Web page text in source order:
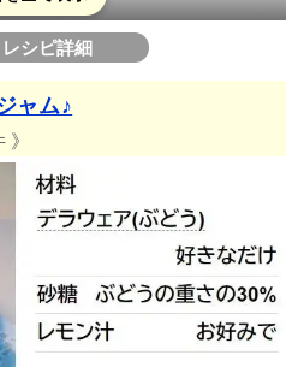
レシピ詳細
ャム♪
》